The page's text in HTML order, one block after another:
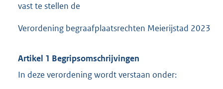
vast te stellen de
Verordening begraafplaatsrechten Meierijstad 2023
Artikel 1 Begripsomschrijvingen
In deze verordening wordt verstaan onder: